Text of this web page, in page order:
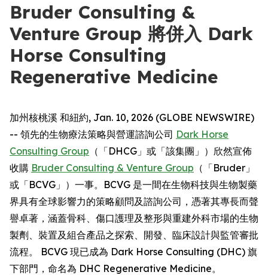
Bruder Consulting &
Venture Group 將併入 Dark
Horse Consulting
Regenerative Medicine
加州核桃溪 和紐約, Jan. 10, 2026 (GLOBE NEWSWIRE)
-- 領先的生物療法策略與營運諮詢公司 Dark Horse
Consulting Group （「DHCG」或「該集團」）欣然宣佈
收購 Bruder Consulting & Venture Group （「Bruder」
或「BCVG」）一事。BCVG 是一間在生物科技與生物製藥
界具有全球影響力的策略顧問及諮詢公司，憑著其專長而聲
譽卓著，涵蓋骨科、傷口護理及整形與重建外科市場的生物
製劑、裝置及組合產品之探索、開發、臨床設計與監管審批
流程。 BCVG 現已成為 Dark Horse Consulting (DHC) 旗
下部門，命名為 DHC Regenerative Medicine。